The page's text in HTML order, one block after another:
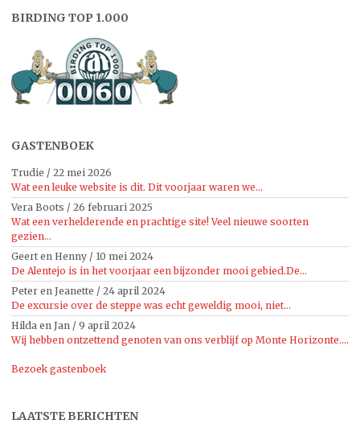
BIRDING TOP 1.000
GASTENBOEK
Trudie / 22 mei 2026
Wat een leuke website is dit. Dit voorjaar waren we...
Vera Boots / 26 februari 2025
Wat een verhelderende en prachtige site! Veel nieuwe soorten
gezien...
Geert en Henny / 10 mei 2024
De Alentejo is in het voorjaar een bijzonder mooi gebied.De...
Peter en Jeanette / 24 april 2024
De excursie over de steppe was echt geweldig mooi, niet...
Hilda en Jan / 9 april 2024
Wij hebben ontzettend genoten van ons verblijf op Monte Horizonte....
Bezoek gastenboek
LAATSTE BERICHTEN